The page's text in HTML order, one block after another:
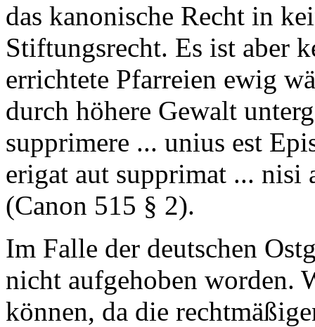
das kanonische Recht in
Stiftungsrecht. Es ist aber
errichtete Pfarreien ewig
durch höhere Gewalt
supprimere ... unius est
erigat aut supprimat ...
(Canon 515 § 2).
Im Falle der deutschen
nicht aufgehoben worden.
können, da die